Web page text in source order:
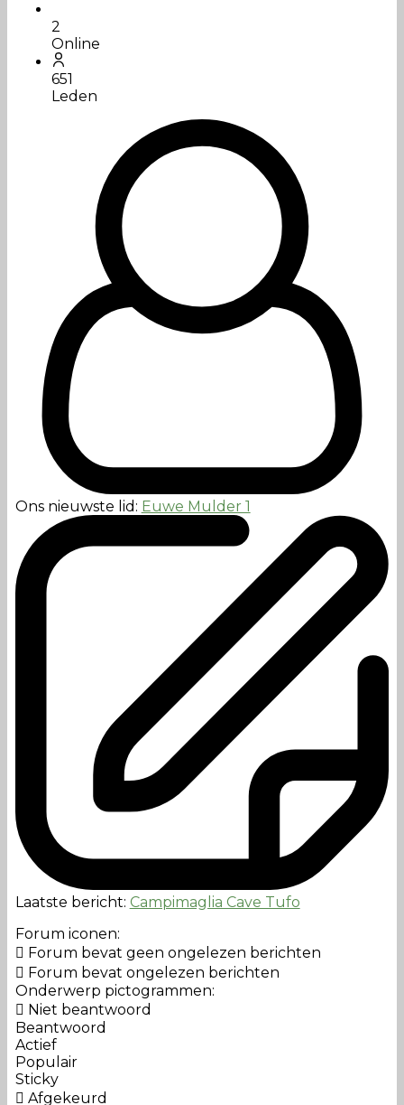
2
Online
651
Leden
Ons nieuwste lid: Euwe Mulder 1
Laatste bericht: Campimaglia Cave Tufo
Forum iconen:
Forum bevat geen ongelezen berichten
Forum bevat ongelezen berichten
Onderwerp pictogrammen:
Niet beantwoord
Beantwoord
Actief
Populair
Sticky
Afgekeurd